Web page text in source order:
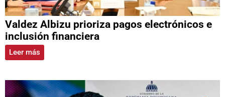
Valdez Albizu prioriza pagos electrónicos e
inclusión financiera
Leer más